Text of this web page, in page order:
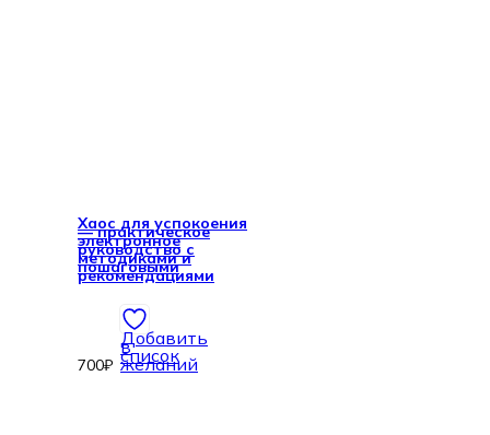
Хаос для успокоения
— практическое
электронное
руководство с
методиками и
пошаговыми
рекомендациями
700₽
Добавить
в
список
желаний